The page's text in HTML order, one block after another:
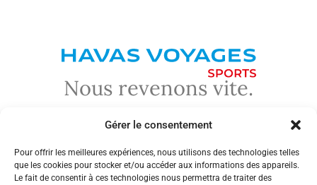
Gérer le consentement
Pour offrir les meilleures expériences, nous utilisons des technologies telles
que les cookies pour stocker et/ou accéder aux informations des appareils.
Le fait de consentir à ces technologies nous permettra de traiter des
Nous revenons vite.